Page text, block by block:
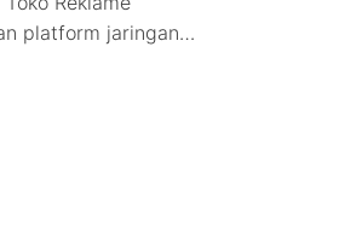
platform jaringan…